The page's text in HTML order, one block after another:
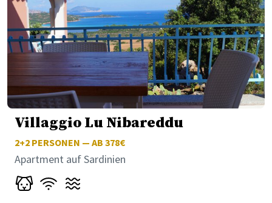
Villaggio Lu Nibareddu
2+2 PERSONEN — AB 378€
Apartment auf Sardinien